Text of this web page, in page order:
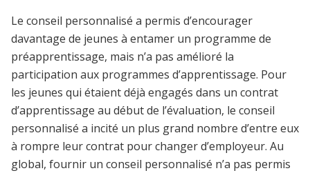
Le conseil personnalisé a permis d’encourager
davantage de jeunes à entamer un programme de
préapprentissage, mais n’a pas amélioré la
participation aux programmes d’apprentissage. Pour
les jeunes qui étaient déjà engagés dans un contrat
d’apprentissage au début de l’évaluation, le conseil
personnalisé a incité un plus grand nombre d’entre eux
à rompre leur contrat pour changer d’employeur. Au
global, fournir un conseil personnalisé n’a pas permis